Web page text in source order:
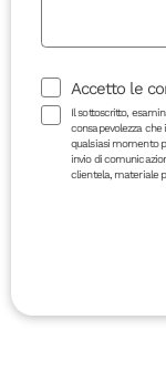
Accetto le
Il sottoscritto,
consapevolezza
qualsiasi momento
invio di
clientela, materiale